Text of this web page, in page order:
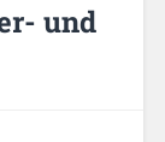
und